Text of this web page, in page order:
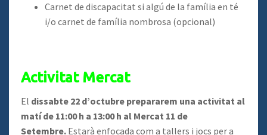
Carnet de discapacitat si algú de la família en té
i/o carnet de família nombrosa (opcional)
Activitat Mercat
El dissabte 22 d’octubre prepararem una activitat al
matí de 11:00 h a 13:00 h al Mercat 11 de
Setembre. Estarà enfocada com a tallers i jocs per a